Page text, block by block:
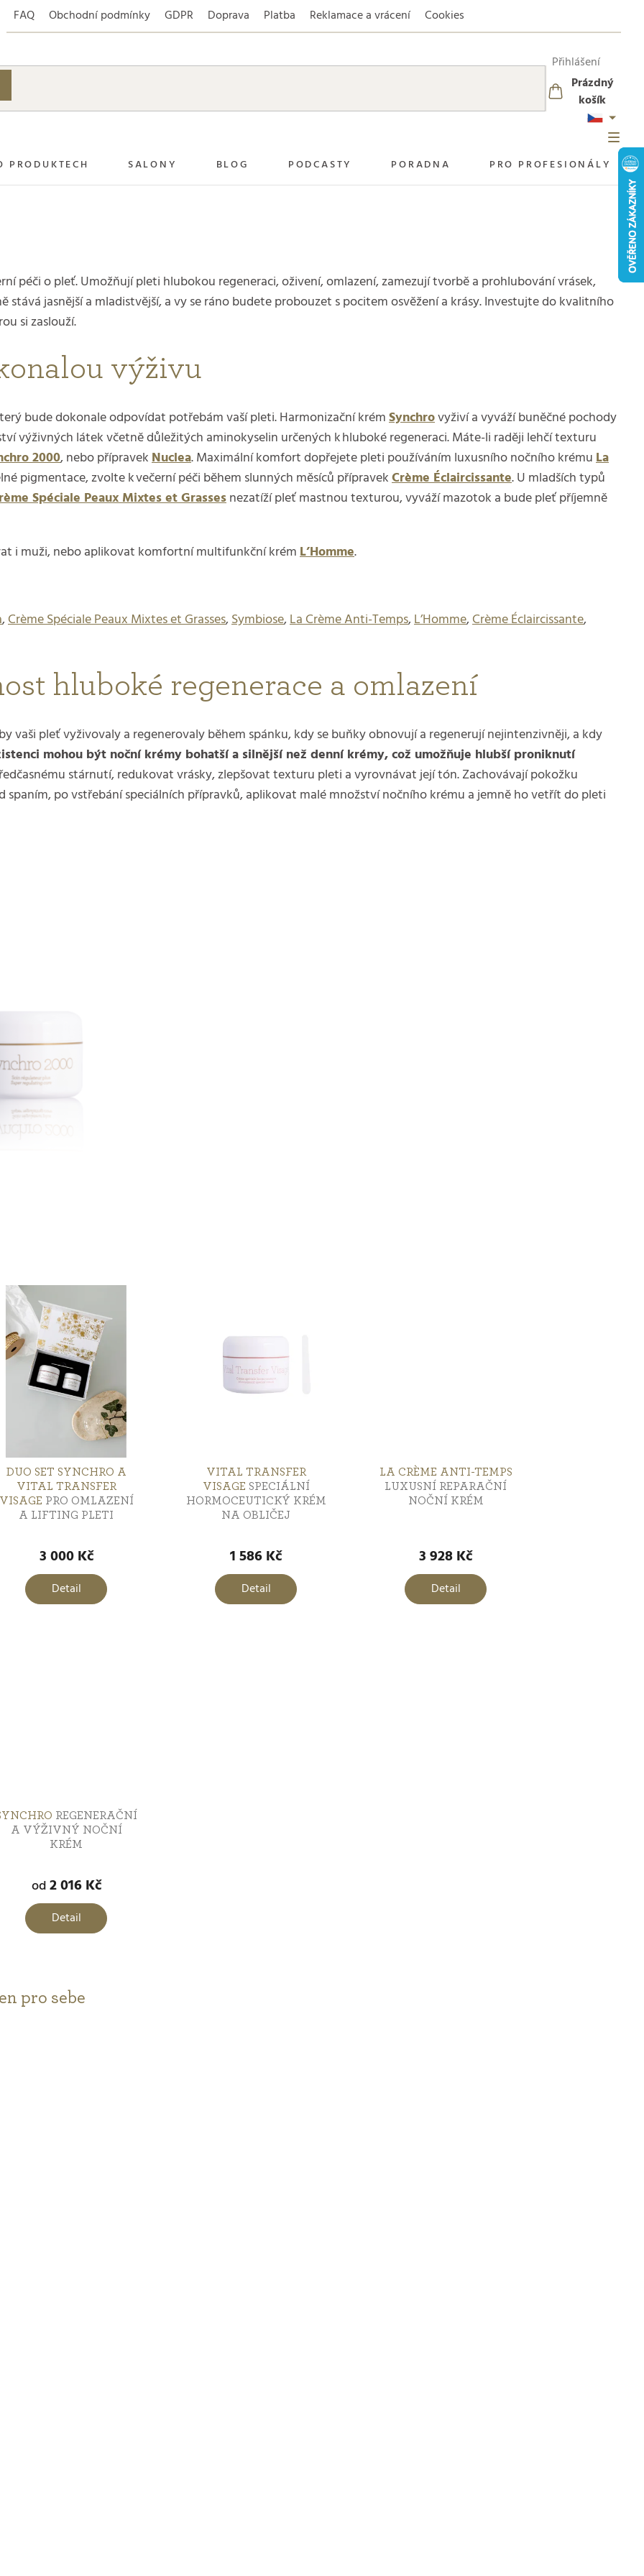
FAQ Obchodní podmínky GDPR Doprava Platba Reklamace a vrácení Cookies
Přihlášení
NÁKUPNÍ
KOŠÍK
Prázdný
košík
PRODUKTECH SALONY BLOG PODCASTY PORADNA PRO PROFESIONÁLY
péči o pleť. Umožňují pleti hlubokou regeneraci, oživení, omlazení, zamezují tvorbě a prohlubování vrásek,
jasnější a mladistvější, a vy se ráno budete probouzet s pocitem osvěžení a krásy. Investujte do kvalitního
si zaslouží.
výživu
bude dokonale odpovídat potřebám vaší pleti. Harmonizační krémSynchrovyživí a vyváží buněčné pochody
výživných látek včetně důležitých aminokyselin určených k hluboké regeneraci. Máte-li raději lehčí texturu
2000, nebo přípravekNuclea. Maximální komfort dopřejete pleti používáním luxusního nočního krémuLa
pigmentace, zvolte k večerní péči během slunných měsíců přípravekCrème Éclaircissante. U mladších typů
Spéciale Peaux Mixtes et Grassesnezatíží pleť mastnou texturou, vyváží mazotok a bude pleť příjemně
i muži, nebo aplikovat komfortní multifunkční krémL’Homme.
,Crème Spéciale Peaux Mixtes et Grasses,Symbiose,La Crème Anti-Temps,L’Homme,Crème Éclaircissante,
hluboké regenerace a omlazení
vaši pleť vyživovaly a regenerovaly během spánku, kdy se buňky obnovují a regenerují nejintenzivněji, a kdy
mohou být noční krémy bohatší a silnější než denní krémy, což umožňuje hlubší proniknutí
stárnutí, redukovat vrásky, zlepšovat texturu pleti a vyrovnávat její tón. Zachovávají pokožku
spaním, po vstřebání speciálních přípravků, aplikovat malé množství nočního krému a jemně ho vetřít do pleti
DUO SET SYNCHRO A
VITAL TRANSFER
VISAGE PRO OMLAZENÍ
A LIFTING PLETI
3 000 Kč
Detail
VITAL TRANSFER
VISAGE SPECIÁLNÍ
HORMOCEUTICKÝ KRÉM
NA OBLIČEJ
1 586 Kč
Detail
LA CRÈME ANTI-TEMPS
LUXUSNÍ REPARAČNÍ
NOČNÍ KRÉM
3 928 Kč
Detail
REGENERAČNÍ
A VÝŽIVNÝ NOČNÍ
KRÉM
hodnocení
produktu
od2 016 Kč
Detail
pro sebe